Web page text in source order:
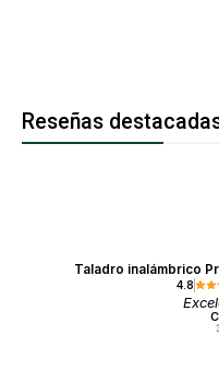
Reseñas
Taladro inalámbrico
4.8